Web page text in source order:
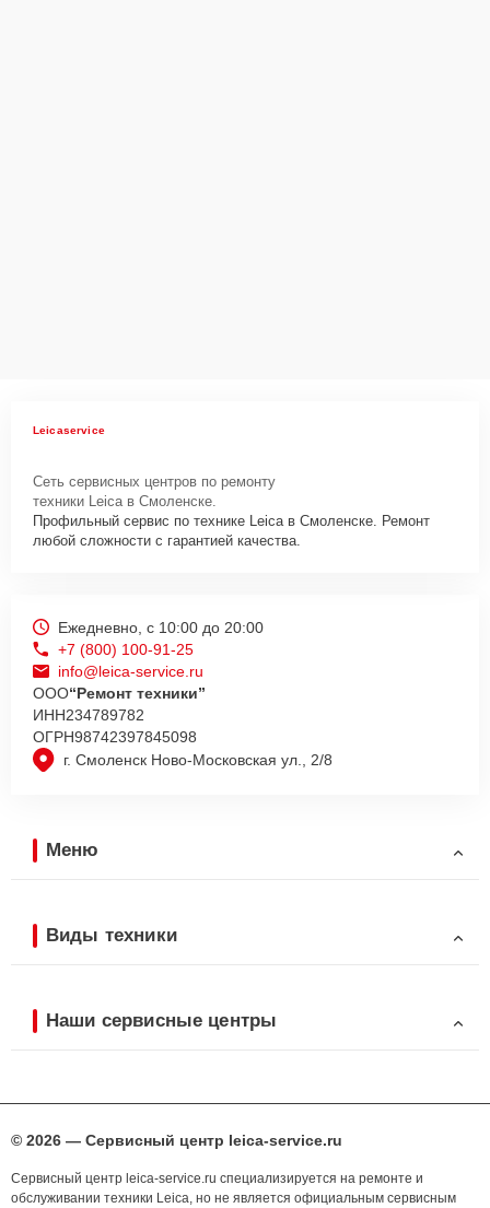
Leicaservice
Сеть сервисных центров по ремонту
техники Leica в Смоленске.
Профильный сервис по технике Leica в Смоленске. Ремонт
любой сложности с гарантией качества.
г. Смоленск Ново-Московская ул., 2/8
Ежедневно, с 10:00 до 20:00
+7 (800) 100-91-25
info@leica-service.ru
ООО“Ремонт техники”
ИНН234789782
ОГРН98742397845098
Меню
Виды техники
Наши сервисные центры
© 2026 — Сервисный центр leica-service.ru
Сервисный центр leica-service.ru специализируется на ремонте и
обслуживании техники Leica, но не является официальным сервисным